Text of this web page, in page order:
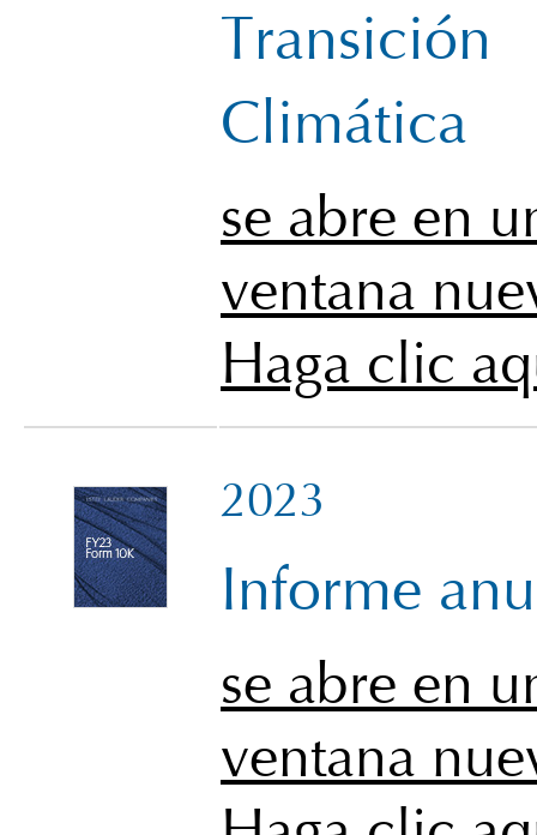
Transición
Climática
se abre en
ventana
Haga clic
2023
Informe
se abre en
ventana